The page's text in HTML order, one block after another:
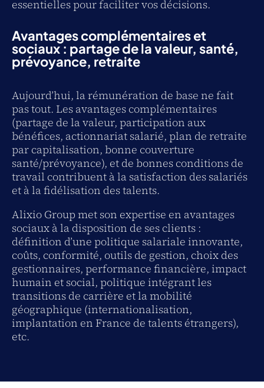
essentielles pour faciliter vos décisions.
Avantages complémentaires et
sociaux : partage de la valeur, santé,
prévoyance, retraite
Aujourd’hui, la rémunération de base ne fait
pas tout. Les avantages complémentaires
(partage de la valeur, participation aux
bénéfices, actionnariat salarié, plan de retraite
par capitalisation, bonne couverture
santé/prévoyance), et de bonnes conditions de
travail contribuent à la satisfaction des salariés
et à la fidélisation des talents.
Alixio Group met son expertise en avantages
sociaux à la disposition de ses clients :
définition d’une politique salariale innovante,
coûts, conformité, outils de gestion, choix des
gestionnaires, performance financière, impact
humain et social, politique intégrant les
transitions de carrière et la mobilité
géographique (internationalisation,
implantation en France de talents étrangers),
etc.